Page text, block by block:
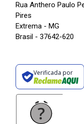
Rua Anthero Paulo
Pires
Extrema - MG
Brasil - 37642-620
Verificada por